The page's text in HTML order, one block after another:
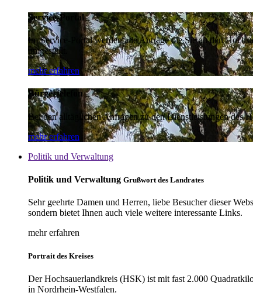
Service-Portal
Im Service-Portal werden alle Anträge die Sie an den
umgestellt.
mehr erfahren
Bürgertelefon
Bei den alltäglichen Anfragen zu den Dienstleistungen des
mehr erfahren
Politik und Verwaltung
Politik und Verwaltung Grußwort des Landrates
Sehr geehrte Damen und Herren, liebe Besucher dieser
sondern bietet Ihnen auch viele weitere interessante Links.
mehr erfahren
Portrait des Kreises
Der Hochsauerlandkreis (HSK) ist mit fast 2.000
in Nordrhein-Westfalen.